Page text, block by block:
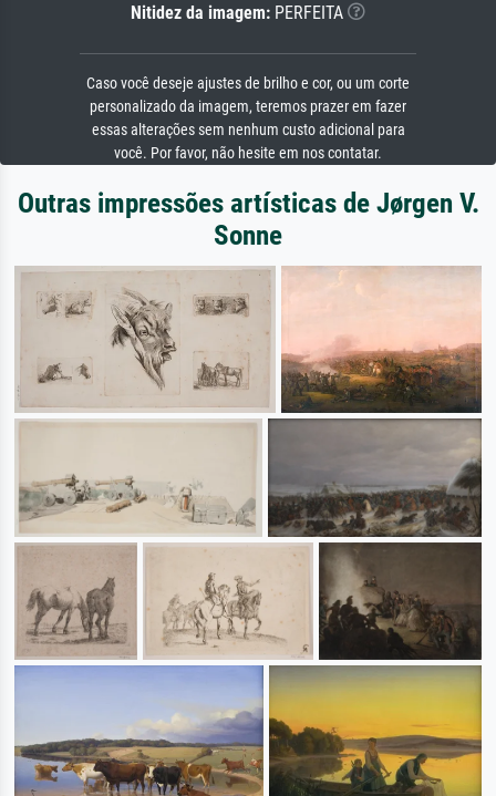
Nitidez da imagem: PERFEITA
Caso você deseje ajustes de brilho e cor, ou um corte
personalizado da imagem, teremos prazer em fazer
essas alterações sem nenhum custo adicional para
você. Por favor, não hesite em nos contatar.
Outras impressões artísticas de Jørgen V.
Sonne